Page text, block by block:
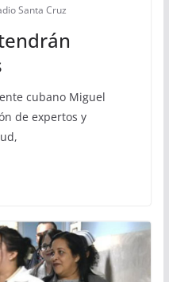
Santa Cruz
cubano Miguel
de expertos y